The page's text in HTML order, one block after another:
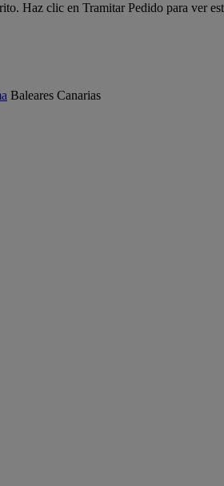
Haz clic en Tramitar Pedido para ver
Baleares Canarias